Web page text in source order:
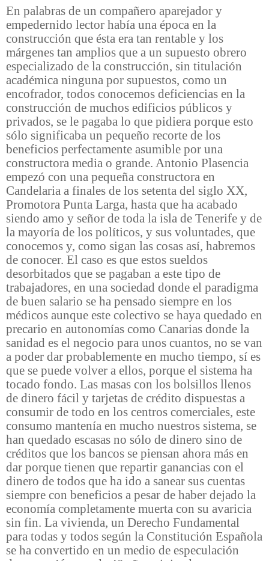
En palabras de un compañero aparejador y
empedernido lector había una época en la
construcción que ésta era tan rentable y los
márgenes tan amplios que a un supuesto obrero
especializado de la construcción, sin titulación
académica ninguna por supuestos, como un
encofrador, todos conocemos deficiencias en la
construcción de muchos edificios públicos y
privados, se le pagaba lo que pidiera porque esto
sólo significaba un pequeño recorte de los
beneficios perfectamente asumible por una
constructora media o grande. Antonio Plasencia
empezó con una pequeña constructora en
Candelaria a finales de los setenta del siglo XX,
Promotora Punta Larga, hasta que ha acabado
siendo amo y señor de toda la isla de Tenerife y de
la mayoría de los políticos, y sus voluntades, que
conocemos y, como sigan las cosas así, habremos
de conocer. El caso es que estos sueldos
desorbitados que se pagaban a este tipo de
trabajadores, en una sociedad donde el paradigma
de buen salario se ha pensado siempre en los
médicos aunque este colectivo se haya quedado en
precario en autonomías como Canarias donde la
sanidad es el negocio para unos cuantos, no se van
a poder dar probablemente en mucho tiempo, sí es
que se puede volver a ellos, porque el sistema ha
tocado fondo. Las masas con los bolsillos llenos
de dinero fácil y tarjetas de crédito dispuestas a
consumir de todo en los centros comerciales, este
consumo mantenía en mucho nuestros sistema, se
han quedado escasas no sólo de dinero sino de
créditos que los bancos se piensan ahora más en
dar porque tienen que repartir ganancias con el
dinero de todos que ha ido a sanear sus cuentas
siempre con beneficios a pesar de haber dejado la
economía completamente muerta con su avaricia
sin fin. La vivienda, un Derecho Fundamental
para todas y todos según la Constitución Española
se ha convertido en un medio de especulación